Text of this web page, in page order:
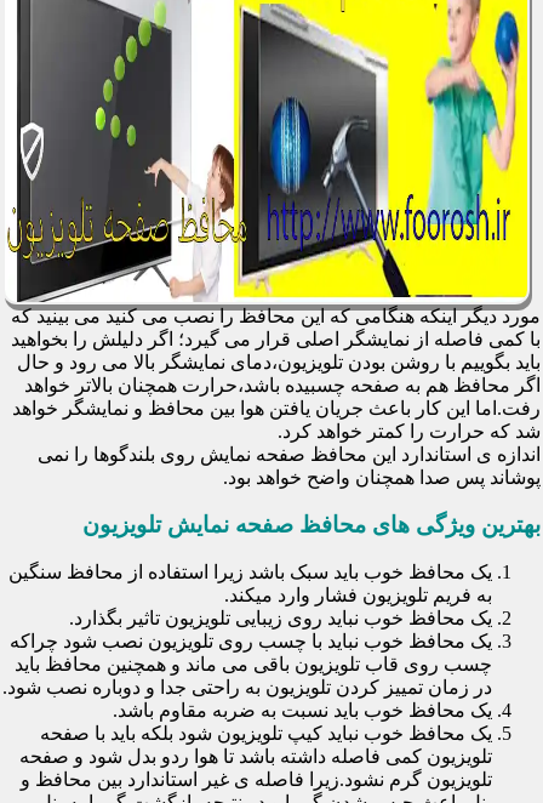
مورد دیگر اینکه هنگامی که این محافظ را نصب می کنید می بینید که
با کمی فاصله از نمایشگر اصلی قرار می گیرد؛ اگر دلیلش را بخواهید
باید بگوییم با روشن بودن تلویزیون،دمای نمایشگر بالا می رود و حال
اگر محافظ هم به صفحه چسبیده باشد،حرارت همچنان بالاتر خواهد
رفت.اما این کار باعث جریان یافتن هوا بین محافظ و نمایشگر خواهد
شد که حرارت را کمتر خواهد کرد.
اندازه ی استاندارد این محافظ صفحه نمایش روی بلندگوها را نمی
پوشاند پس صدا همچنان واضح خواهد بود.
بهترین ویژگی های محافظ صفحه نمایش تلویزیون
یک محافظ خوب باید سبک باشد زیرا استفاده از محافظ سنگین
به فریم تلویزیون فشار وارد میکند.
یک محافظ خوب نباید روی زیبایی تلویزیون تاثیر بگذارد.
یک محافظ خوب نباید با چسب روی تلویزیون نصب شود چراکه
چسب روی قاب تلویزیون باقی می ماند و همچنین محافظ باید
در زمان تمییز کردن تلویزیون به راحتی جدا و دوباره نصب شود.
یک محافظ خوب باید نسبت به ضربه مقاوم باشد.
یک محافظ خوب نباید کیپ تلویزیون شود بلکه باید با صفحه
تلویزیون کمی فاصله داشته باشد تا هوا ردو بدل شود و صفحه
تلویزیون گرم نشود.زیرا فاصله ی غیر استاندارد بین محافظ و